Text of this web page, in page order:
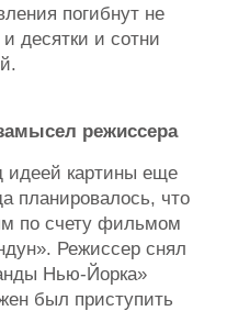
погибнут не
десятки и сотни
режиссера
идеей картины еще
планировалось, что
по счету фильмом
Режиссер снял
Нью-Йорка»
был приступить